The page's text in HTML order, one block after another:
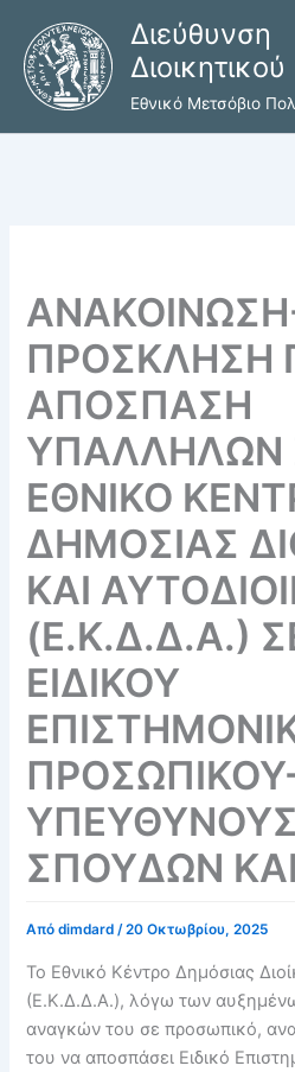
περιεχόμενο
Διεύθυνση
Διοικητικού
Εθνικό Μετσόβιο
ΠΡΟΣΚΛΗΣΗ
ΑΠΟΣΠΑΣΗ
ΥΠΑΛΛΗΛΩΝ
ΕΘΝΙΚΟ
ΔΗΜΟΣΙΑΣ
ΚΑΙ
(Ε.Κ.Δ.Δ.Α.)
ΕΙΔΙΚΟΥ
ΥΠΕΥΘΥΝΟΥΣ
ΣΠΟΥΔΩΝ
Απόdimdard/20 Οκτωβρίου, 2025
Το Εθνικό Κέντρο Δημόσιας
(Ε.Κ.Δ.Δ.Α.), λόγω των
αναγκών του σε προσωπικό,
του να αποσπάσει Ειδικό